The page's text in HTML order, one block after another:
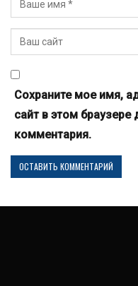
Сохраните мое имя,
сайт в этом
комментария.